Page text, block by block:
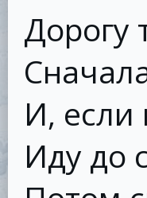
Дорогу
И,
Иду до